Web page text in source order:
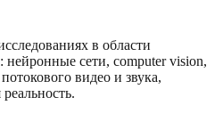
в области
нейронные сети, computer vision,
видео и звука,